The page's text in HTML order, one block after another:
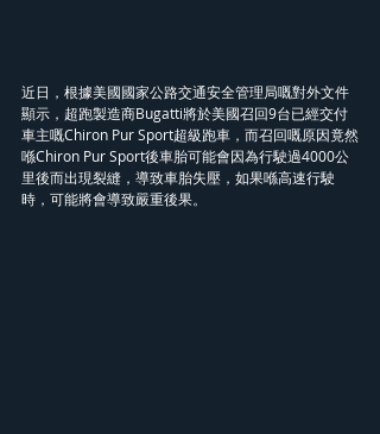
近日，根據美國國家公路交通安全管理局嘅對外文件
顯示，超跑製造商Bugatti將於美國召回9台已經交付
車主嘅Chiron Pur Sport超級跑車，而召回嘅原因竟然
喺Chiron Pur Sport後車胎可能會因為行駛過4000公
里後而出現裂縫，導致車胎失壓，如果喺高速行駛
時，可能將會導致嚴重後果。